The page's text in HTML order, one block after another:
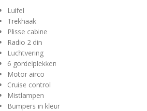
Luifel
Trekhaak
Plisse cabine
Radio 2 din
Luchtvering
6 gordelplekken
Motor airco
Cruise control
Mistlampen
Bumpers in kleur